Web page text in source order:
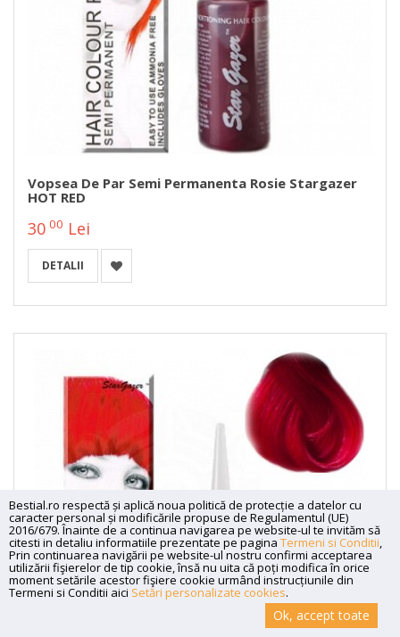
Vopsea De Par Semi Permanenta Rosie Stargazer
HOT RED
30 00 Lei
DETALII
Bestial.ro respectă și aplică noua politică de protecție a datelor cu
caracter personal și modificările propuse de Regulamentul (UE)
2016/679. Înainte de a continua navigarea pe website-ul te invităm să
citesti in detaliu informatiile prezentate pe pagina Termeni si Conditii,
Prin continuarea navigării pe website-ul nostru confirmi acceptarea
utilizării fişierelor de tip cookie, însă nu uita că poți modifica în orice
moment setările acestor fişiere cookie urmând instrucțiunile din
Termeni si Conditii aici Setări personalizate cookies.
Ok, accept toate